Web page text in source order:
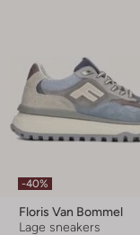
-40%
Floris Van Bommel
Lage sneakers